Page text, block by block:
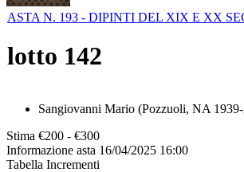
ASTA N. 193 - DIPINTI DEL XIX E XX
lotto 142
Sangiovanni Mario (Pozzuoli, NA
Stima €200 - €300
Informazione asta 16/04/2025 16:00
Tabella Incrementi